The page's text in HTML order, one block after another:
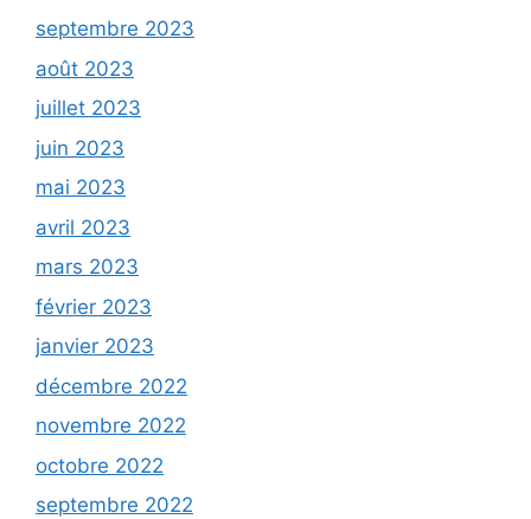
septembre 2023
août 2023
juillet 2023
juin 2023
mai 2023
avril 2023
mars 2023
février 2023
janvier 2023
décembre 2022
novembre 2022
octobre 2022
septembre 2022